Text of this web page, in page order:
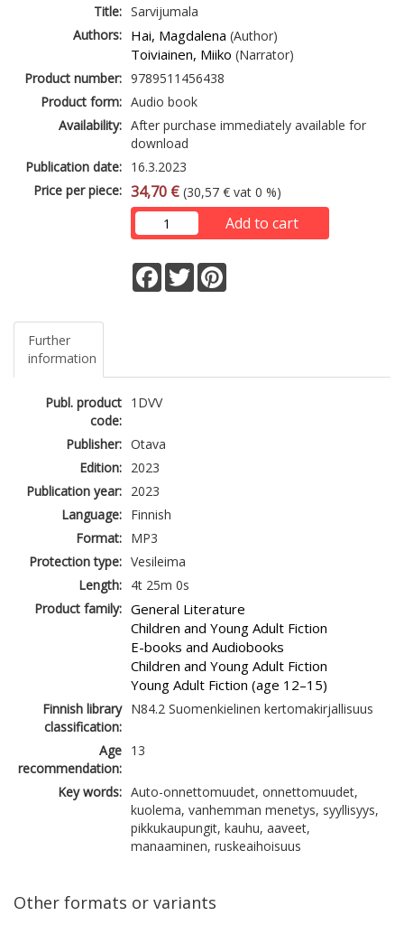
Title: Sarvijumala
Authors: Hai, Magdalena (Author)
Toiviainen, Miiko (Narrator)
Product number: 9789511456438
Product form: Audio book
Availability: After purchase immediately available for
download
Publication date: 16.3.2023
Price per piece: 34,70 € (30,57 € vat 0 %)
Add to cart
Facebook
Twitter
Further
information
Publ. product
code:
1DVV
Publisher: Otava
Edition: 2023
Publication year: 2023
Language: Finnish
Format: MP3
Protection type: Vesileima
Length: 4t 25m 0s
Product family: General Literature
Children and Young Adult Fiction
E-books and Audiobooks
Children and Young Adult Fiction
Young Adult Fiction (age 12–15)
Finnish library
classification:
N84.2 Suomenkielinen kertomakirjallisuus
Age
recommendation:
13
Key words: Auto-onnettomuudet, onnettomuudet,
kuolema, vanhemman menetys, syyllisyys,
pikkukaupungit, kauhu, aaveet,
manaaminen, ruskeaihoisuus
Other formats or variants